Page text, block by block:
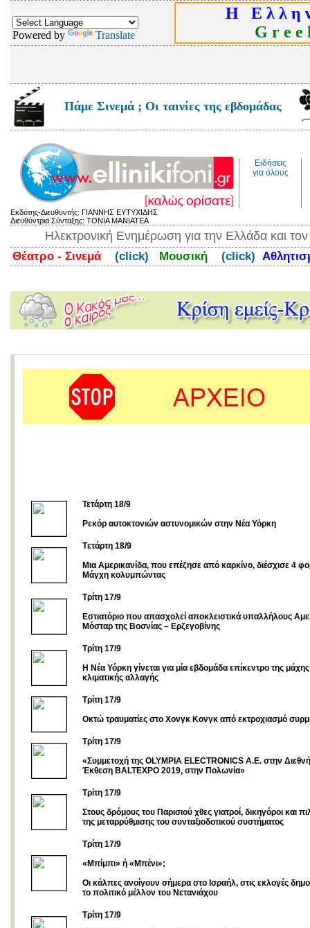
Powered by Translate
Η Ε λ λ η
G r e e
Πάμε Σινεμά ; Οι ταινίες της εβδομάδας
Ειδήσεις
για όλους
Εκδότης-Διευθυντής: ΓΙΑΝΝΗΣ ΕΥΤΥΧΙΔΗΣ
Διευθύντρια Σύνταξης: ΤΟΝΙΑ ΜΑΝΙΑΤΕΑ
Ηλεκτρονική Ενημέρωση για την Ελλάδα και
Θέατρο - Σινεμά (click) Μουσική (click)
Τετάρτη 18/9
Ρεκόρ αυτοκτονιών αστυνομικών στην Νέα Υόρκη
Tετάρτη 18/9
Μια Αμερικανίδα, που επέζησε από καρκίνο, διέσχισε 4
Μάγχη κολυμπώντας
Tρίτη 17/9
Εστιατόριο που απασχολεί αποκλειστικά υπαλλήλους
Μόσταρ της Βοσνίας – Ερζεγοβίνης
Tρίτη 17/9
Η Νέα Υόρκη γίνεται για μία εβδομάδα επίκεντρο της
κλιματικής αλλαγής
Τρίτη 17/9
Οκτώ τραυματίες στο Χονγκ Κονγκ από εκτροχιασμό
Τρίτη 17/9
«Συμμετοχή της OLYMPIA ELECTRONICS A.E. στην
Έκθεση BALTEXPO 2019, στην Πολωνία»
Τρίτη 17/9
Στους δρόμους του Παρισιού χθες γιατροί, δικηγόροι και
της μεταρρύθμισης του συνταξιοδοτικού συστήματος
Τρίτη 17/9
«Μπίμπι» ή «Μπένι»;
Οι κάλπες ανοίγουν σήμερα στο Ισραήλ, στις εκλογές
το πολιτικό μέλλον του Νετανιάχου
Τρίτη 17/9